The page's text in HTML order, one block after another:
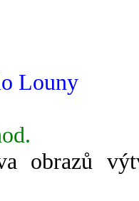
Louny
obrazů